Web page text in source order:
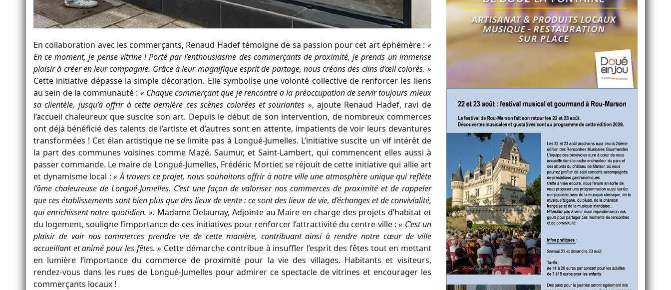
En collaboration avec les commerçants, Renaud Hadef témoigne de sa passion pour cet art éphémère : «
En ce moment, je pense vitrine ! Porté par l’enthousiasme des commerçants de proximité, je prends un immense
plaisir à créer en leur compagnie. Grâce à leur magnifique esprit de partage, nous créons des clins d’œil colorés. »
Cette initiative dépasse la simple décoration. Elle symbolise une volonté collective de renforcer les liens
au sein de la communauté : « Chaque commerçant que je rencontre a la préoccupation de servir toujours mieux
sa clientèle, jusqu’à offrir à cette dernière ces scènes colorées et souriantes », ajoute Renaud Hadef, ravi de
l’accueil chaleureux que suscite son art. Depuis le début de son intervention, de nombreux commerces
ont déjà bénéficié des talents de l’artiste et d’autres sont en attente, impatients de voir leurs devantures
transformées ! Cet élan artistique ne se limite pas à Longué-Jumelles. L’initiative suscite un vif intérêt de
la part des communes voisines comme Mazé, Saumur, et Saint-Lambert, qui commencent elles aussi à
passer commande. Le maire de Longué-Jumelles, Frédéric Mortier, se réjouit de cette initiative qui allie art
et dynamisme local :« À travers ce projet, nous souhaitonsoffrir à notre ville une atmosphère unique qui reflète
l’âme chaleureuse de Longué-Jumelles. C’est une façon de valoriser nos commerces de proximité et de rappeler
que ces établissements sont bien plus que des lieux de vente : ce sont des lieux de vie, d’échanges et de convivialité,
qui enrichissent notre quotidien. ». Madame Delaunay, Adjointe au Maire en charge des projets d’habitat et
du logement, souligne l’importance de ces initiatives pour renforcer l’attractivité du centre-ville :« C’est un
plaisir de voir nos commerces prendre vie de cette manière, contribuant ainsi à rendre notre cœur de ville
accueillant et animé pour les fêtes. » Cette démarche contribue à insuffler l’esprit des fêtes tout en mettant
en lumière l’importance du commerce de proximité pour la vie des villages. Habitants et visiteurs,
rendez-vous dans les rues de Longué-Jumelles pour admirer ce spectacle de vitrines et encourager les
commerçants locaux !